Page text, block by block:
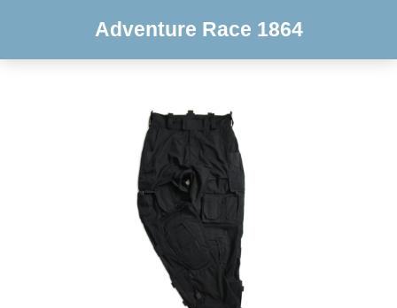
Adventure Race 1864